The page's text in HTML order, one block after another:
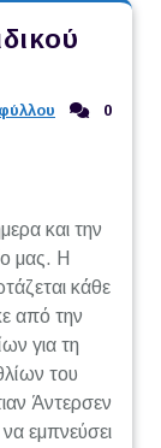
0
και την
μας. Η
κάθε
από την
για τη
του
Άντερσεν
εμπνεύσει